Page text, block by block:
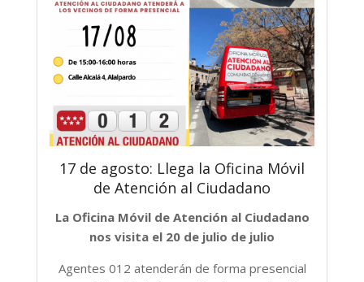
17 de agosto: Llega la Oficina Móvil
de Atención al Ciudadano
La Oficina Móvil de Atención al Ciudadano
nos visita el 20 de julio de julio
Agentes 012 atenderán de forma presencial